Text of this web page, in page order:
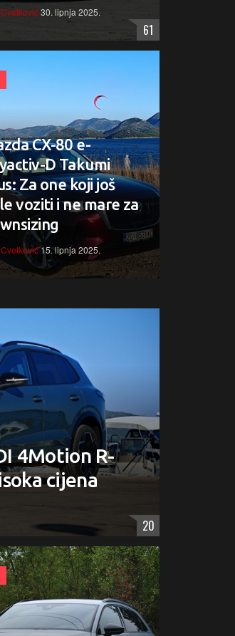
30. lipnja 2025.
61
CX-80 e-
D Takumi
Za one koji još
voziti i ne mare za
15. lipnja 2025.
4Motion R-
cijena
20